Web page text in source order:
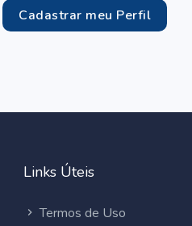
Cadastrar meu Perfil
Links Úteis
Termos de Uso